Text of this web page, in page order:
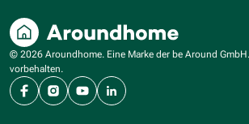
© 2026 Aroundhome. Eine Marke der be Around
vorbehalten.
FacebookInstagram
YouTubeLinkedIn